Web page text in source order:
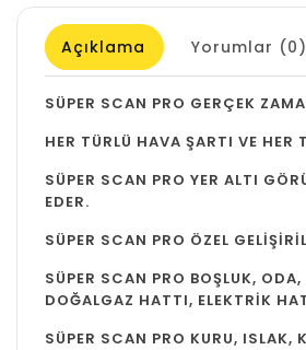
Açıklama Yorumlar (0)
SÜPER SCAN PRO GERÇEK
HER TÜRLÜ HAVA ŞARTI VE HER
SÜPER SCAN PRO YER ALTI
EDER.
SÜPER SCAN PRO ÖZEL
SÜPER SCAN PRO BOŞLUK,
DOĞALGAZ HATTI, ELEKTRİK
SÜPER SCAN PRO KURU, ISLAK,